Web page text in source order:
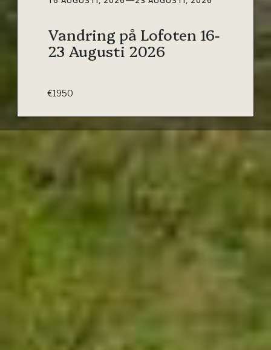
Vandring på Lofoten 16-
23 Augusti 2026
€1950